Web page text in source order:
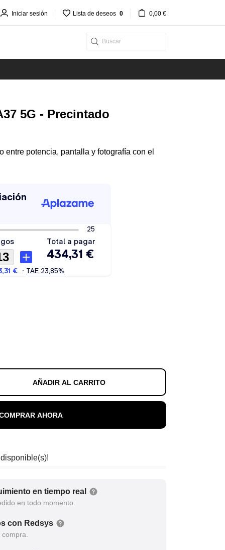
Iniciar sesión Lista de deseos 0 0,00 €
5G - Precintado
entre potencia, pantalla y fotografía con el
AÑADIR AL CARRITO
AHORA
en tiempo real
en todo momento.
con Redsys